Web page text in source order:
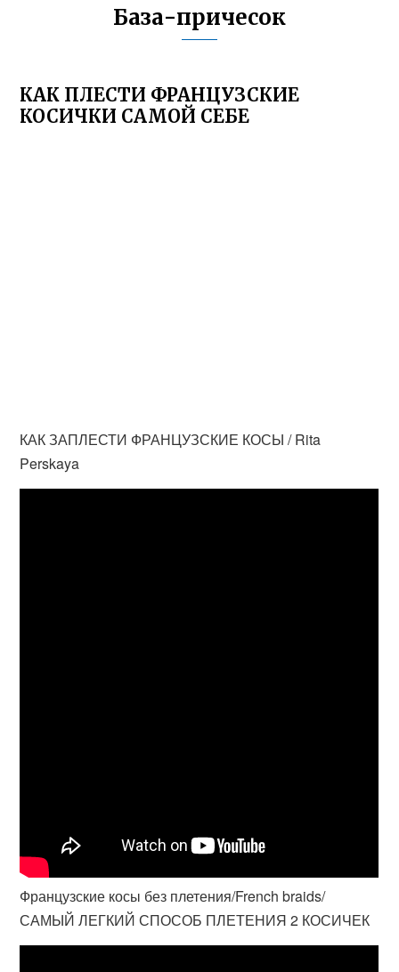
База-причесок
КАК ПЛЕСТИ ФРАНЦУЗСКИЕ
КОСИЧКИ САМОЙ СЕБЕ
КАК ЗАПЛЕСТИ ФРАНЦУЗСКИЕ КОСЫ / Rita
Perskaya
Французские косы без плетения/French braids/
САМЫЙ ЛЕГКИЙ СПОСОБ ПЛЕТЕНИЯ 2 КОСИЧЕК